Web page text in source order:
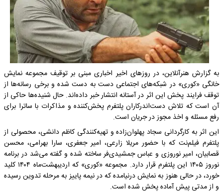
به گزارش هنرآنلاین، در روزهای اخیر اخباری مبنی بر توقیف مجموعه نمایش
خانگی «کوری» در شبکه‌های اجتماعی دست به دست شده و برخی رسانه‌ها از
توقف فرایند پخش این اثر در آستانه انتشار خبر داده‌اند. حال شنیده‌ها حاکی از
آن است که تلاش دست‌اندرکاران پلتفرم پخش‌کننده و مذاکرات با ساترا برای
رفع مسئله و اخذ مجوز در جریان است.
این اثر به کارگردانی سجاد پهلوان‌زاده و تهیه‌کنندگی کاظم دانشی، محصولی از
پلتفرم فیلم‌نت که با حضور مریلا زارعی، امیر جعفری، سارا بهرامی، محسن
قصابیان، امیر نوروزی و عباس جمشیدی‌فر ساخته شده و گفته می‌شد در برنامه
نوروز ۱۴۰۵ این پلتفرم قرار دارد. مجموعه «کوری» که اردیبهشت‌ماه ۱۴۰۴ کلید
خورد، در حالی هنوز به نمایش درنیامده که در نیمه پاییز به مرحله تدوین رسیده
و از مدتی پیش آماده پخش شده است.